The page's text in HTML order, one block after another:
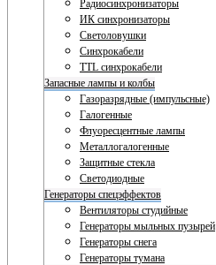
Радиосинхронизаторы
ИК синхронизаторы
Светоловушки
Синхрокабели
TTL синхрокабели
Запасные лампы и колбы
Газоразрядные (импульсные)
Галогенные
Флуоресцентные лампы
Металлогалогенные
Защитные стекла
Светодиодные
Генераторы спецэффектов
Вентиляторы студийные
Генераторы мыльных пузырей
Генераторы снега
Генераторы тумана